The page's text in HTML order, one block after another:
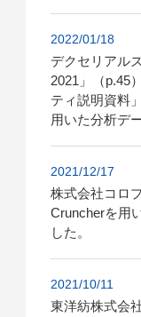
2022/01/18
デクセリアル
2021」（p.45
ティ説明資料
用いた分析デ
2021/12/17
株式会社コロ
Cruncherを用
した。
2021/10/11
東洋紡株式会